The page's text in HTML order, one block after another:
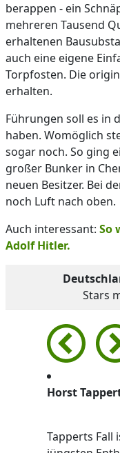
berappen - ein
mehreren Tausend
erhaltenen
auch eine eigene
Torpfosten. Die
erhalten.
Führungen soll es in
haben. Womöglich
sogar noch. So ging
großer Bunker in
neuen Besitzer. Bei
noch Luft nach oben.
Auch interessant: So
Adolf Hitler.
Stars
Horst
Tapperts Fall